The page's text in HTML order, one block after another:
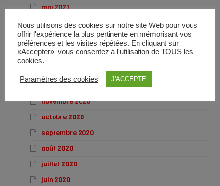
mai 2021
avril 2021
mars 2021
février 2021
décembre 2020
novembre 2020
octobre 2020
septembre 2020
août 2020
juillet 2020
juin 2020
Nous utilisons des cookies sur notre site Web pour vous
offrir l'expérience la plus pertinente en mémorisant vos
préférences et les visites répétées. En cliquant sur
«Accepter», vous consentez à l'utilisation de TOUS les
cookies.
Paramètres des cookies J'ACCEPTE